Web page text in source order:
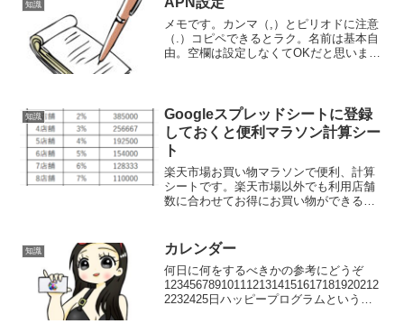
知識
メモです。カンマ（,）とピリオドに注意
（.）コピペできるとラク。名前は基本自
由。空欄は設定しなくてOKだと思いま
M...
知識
Googleスプレッドシートに登録
しておくと便利マラソン計算シー
ト
楽天市場お買い物マラソンで便利、計算
シートです。楽天市場以外でも利用店舗
数に合わせてお得にお買い物ができるマ
付与が税込みに対してなのか、税抜きに
対してなのかにお気をつけ...
知識 カレンダー
何日に何をするべきかの参考にどうぞ
1234567891011121314151617181920212
2232425日ハッピープログラムという楽